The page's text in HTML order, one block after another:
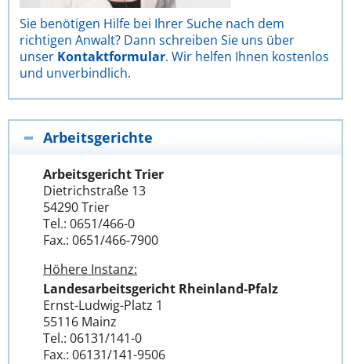
Sie benötigen Hilfe bei Ihrer Suche nach dem
richtigen Anwalt? Dann schreiben Sie uns über
unser Kontaktformular. Wir helfen Ihnen kostenlos
und unverbindlich.
Arbeitsgerichte
Arbeitsgericht Trier
Dietrichstraße 13
54290 Trier
Tel.: 0651/466-0
Fax.: 0651/466-7900
Höhere Instanz:
Landesarbeitsgericht Rheinland-Pfalz
Ernst-Ludwig-Platz 1
55116 Mainz
Tel.: 06131/141-0
Fax.: 06131/141-9506